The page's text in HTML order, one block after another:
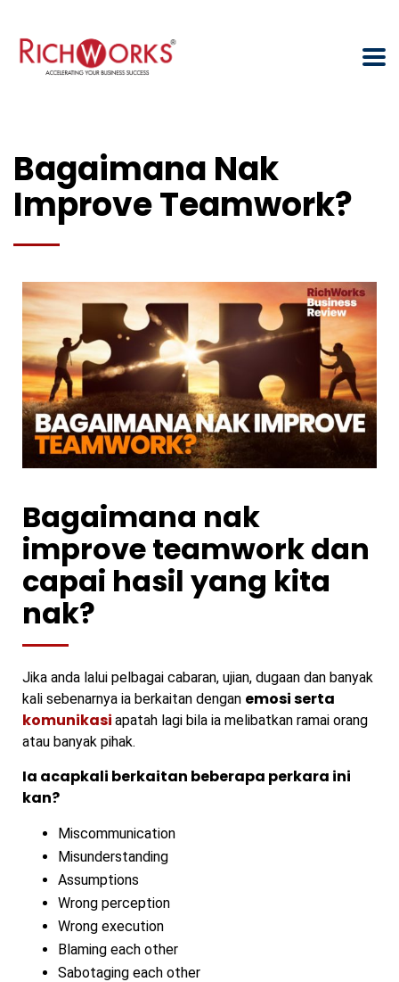
Bagaimana Nak
Improve Teamwork?
Bagaimana nak
improve teamwork dan
capai hasil yang kita
nak?
Jika anda lalui pelbagai cabaran, ujian, dugaan dan banyak
kali sebenarnya ia berkaitan dengan emosi serta
komunikasi apatah lagi bila ia melibatkan ramai orang
atau banyak pihak.
Ia acapkali berkaitan beberapa perkara ini
kan?
Miscommunication
Misunderstanding
Assumptions
Wrong perception
Wrong execution
Blaming each other
Sabotaging each other